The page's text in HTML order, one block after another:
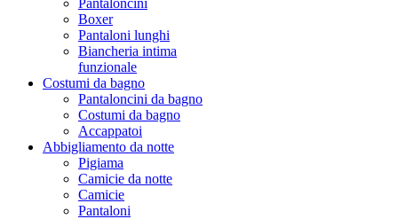
Pantaloncini
Boxer
Pantaloni lunghi
Biancheria intima
funzionale
Costumi da bagno
Pantaloncini da bagno
Costumi da bagno
Accappatoi
Abbigliamento da notte
Pigiama
Camicie da notte
Camicie
Pantaloni